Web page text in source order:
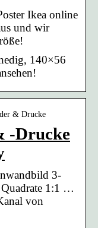
Ikea online
und wir
140×56
& Drucke
-Drucke
3-
1:1 …
von